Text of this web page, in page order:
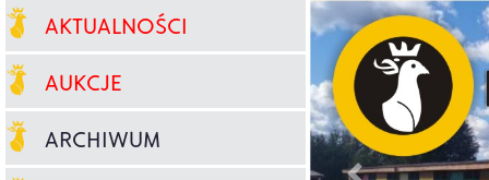
AKTUALNOŚCI
AUKCJE
ARCHIWUM